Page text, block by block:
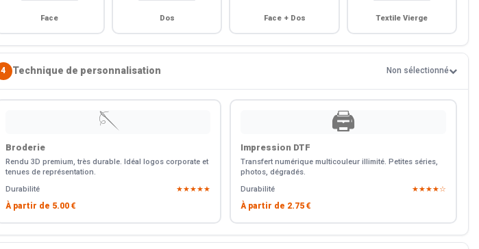
Face Dos Face + Dos Textile Vierge
4 Technique de personnalisation Non sélectionné
🪡
Broderie
Rendu 3D premium, très durable. Idéal logos corporate et
tenues de représentation.
Durabilité
★★★★★
À partir de 5.00 €
🖨️
Impression DTF
Transfert numérique multicouleur illimité. Petites séries,
photos, dégradés.
Durabilité
★★★★☆
À partir de 2.75 €